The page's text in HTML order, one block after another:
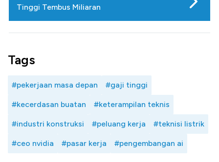
Tinggi Tembus Miliaran
Tags
#pekerjaan masa depan #gaji tinggi
#kecerdasan buatan #keterampilan teknis
#industri konstruksi #peluang kerja #teknisi listrik
#ceo nvidia #pasar kerja #pengembangan ai